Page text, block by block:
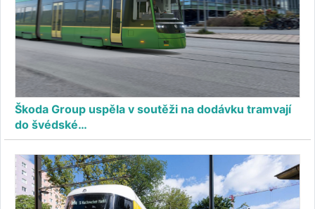
Škoda Group uspěla v soutěži na dodávku tramvají
do švédské…